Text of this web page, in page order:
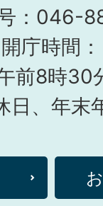
：046-
開庁時間：
前8時30
日、年末